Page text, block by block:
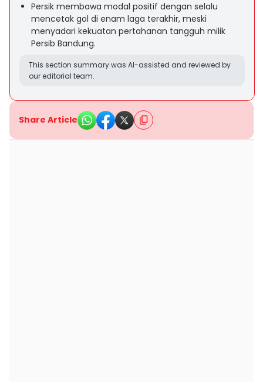
Persik membawa modal positif dengan selalu
mencetak gol di enam laga terakhir, meski
menyadari kekuatan pertahanan tangguh milik
Persib Bandung.
This section summary was AI-assisted and reviewed by
our editorial team.
Share Article